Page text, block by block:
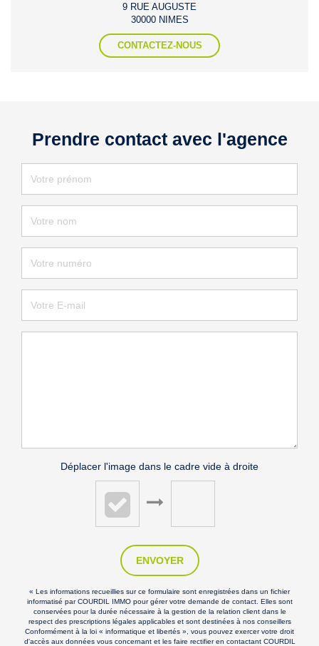
9 RUE AUGUSTE
30000 NIMES
CONTACTEZ-NOUS
Prendre contact avec l'agence
Déplacer l'image dans le cadre vide à droite
ENVOYER
« Les informations recueillies sur ce formulaire sont enregistrées dans un fichier
informatisé par COURDIL IMMO pour gérer votre demande de contact. Elles sont
conservées pour la durée nécessaire à la gestion de la relation client dans le
respect des prescriptions légales applicables et sont destinées à nos conseillers
Conformément à la loi « informatique et libertés », vous pouvez exercer votre droit
d'accès aux données vous concernant et les faire rectifier en contactant COURDIL